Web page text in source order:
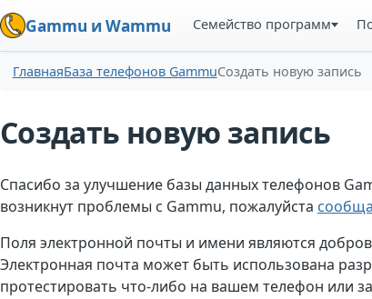
Gammu и Wammu Семейство программ
ГлавнаяБаза телефонов GammuСоздать новую запись
Создать новую запись
Спасибо за улучшение базы данных телефонов
возникнут проблемы с Gammu, пожалуйста
Поля электронной почты и имени являются
Электронная почта может быть использована
протестировать что-либо на вашем телефон или